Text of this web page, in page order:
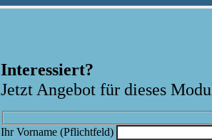
Interessiert?
Jetzt Angebot für dieses
Ihr Vorname (Pflichtfeld)